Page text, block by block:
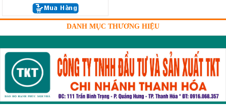
DANH MỤC THƯƠNG HIỆU